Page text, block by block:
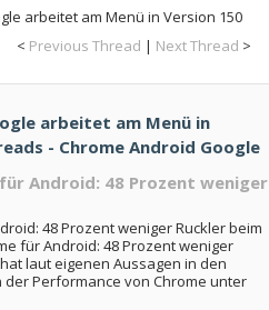
arbeitet am Menü in Version 150
< Previous Thread | Next Thread >
arbeitet am Menü in
- Chrome Android Google
Android: 48 Prozent weniger
48 Prozent weniger Ruckler beim
für Android: 48 Prozent weniger
laut eigenen Aussagen in den
Performance von Chrome unter